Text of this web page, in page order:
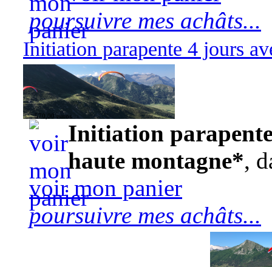
poursuivre mes achâts...
Initiation parapente 4 jours
570,00 euros
Initiation
haute montagne*,
voir mon panier
poursuivre mes achâts...